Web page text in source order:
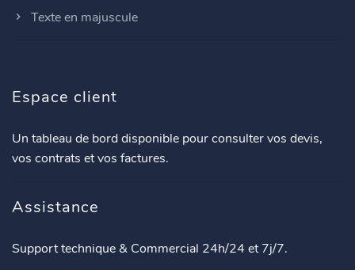
Texte en majuscule
Espace client
Un tableau de bord disponible pour consulter vos devis,
vos contrats et vos factures.
Assistance
Support technique & Commercial 24h/24 et 7j/7.